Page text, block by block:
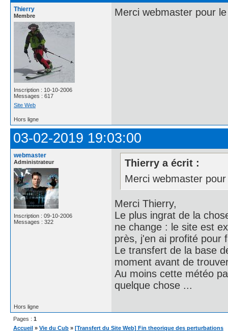
Thierry
Membre
Inscription : 10-10-2006
Messages : 617
Site Web
Merci webmaster pour
Hors ligne
03-02-2019 19:03:00
webmaster
Administrateur
Inscription : 09-10-2006
Messages : 322
Thierry a écrit :
Merci webmaster
Merci Thierry,
Le plus ingrat de la
ne change : le site est
près, j'en ai profité pour
Le transfert de la base
moment avant de
Au moins cette météo
quelque chose ...
Hors ligne
Pages : 1
Accueil » Vie du Cub » [Transfert du Site Web] Fin theorique des perturbations